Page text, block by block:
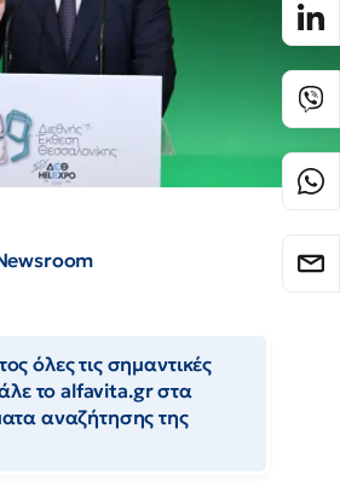
όλες τις σημαντικές
το alfavita.gr στα
αναζήτησης της